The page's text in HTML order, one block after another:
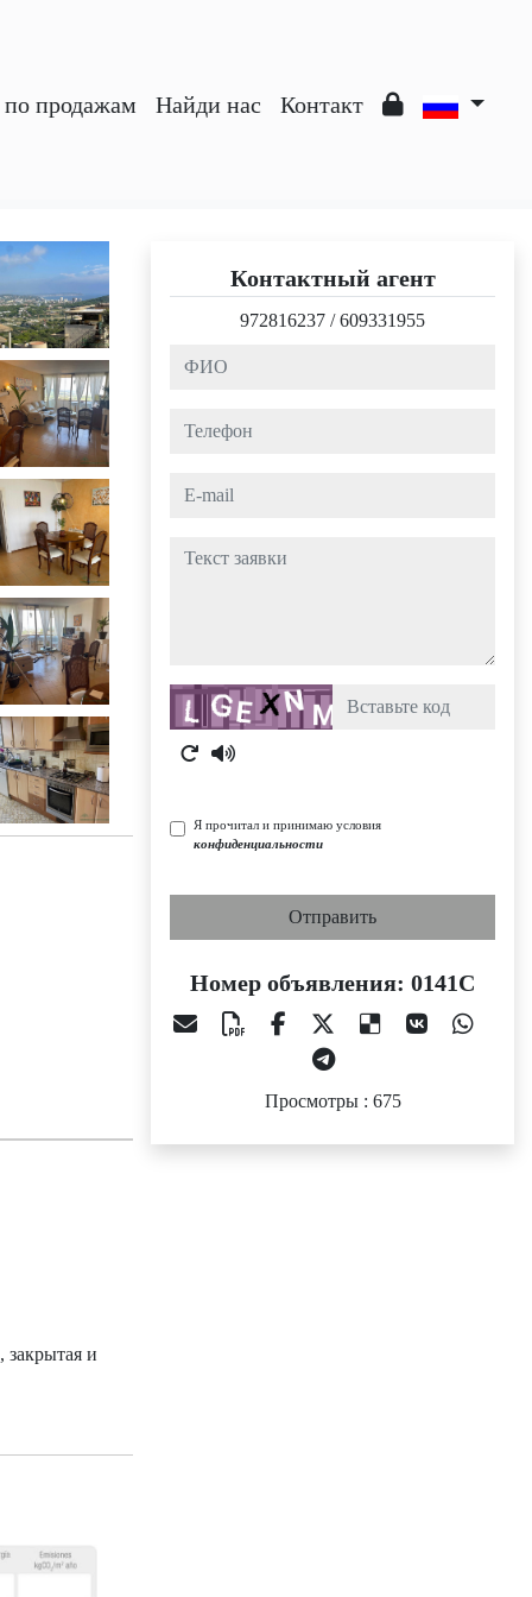
по продажам Найди нас Контакт
закрытая и
Контактный агент
972816237 /609331955
ФИО
Телефон
e-mail
Текст заявки
Captcha
Я прочитал и принимаю условия
конфиденциальности
Отправить
Номер объявления: 0141C
Просмотры : 675